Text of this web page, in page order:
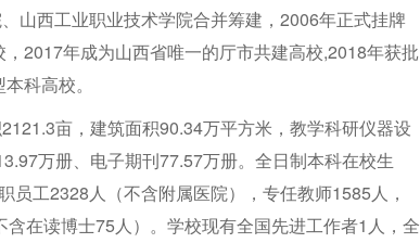
山西工业职业技术学院合并筹建，2006年正式挂牌
2017年成为山西省唯一的厅市共建高校,2018年获批
科高校。
亩，建筑面积90.34万平方米，教学科研仪器设
万册、电子期刊77.57万册。全日制本科在校生
员工2328人（不含附属医院），专任教师1585人，
在读博士75人）。学校现有全国先进工作者1人，全